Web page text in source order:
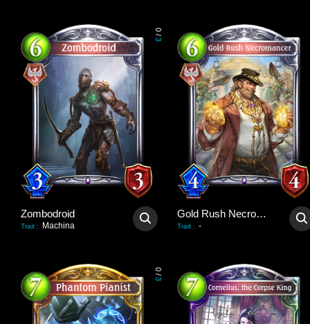
0
/
3
Zombodroid
Trait : Machina
Gold Rush Necromancer
Trait : -
0
/
3